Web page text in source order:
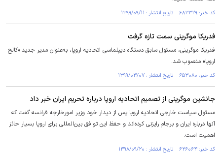
کد خبر: ۶۸۳۳۲۹ تاریخ انتشار : ۱۳۹۹/۰۹/۱۱
فدریکا موگرینی سمت تازه گرفت
فدریکا موگرینی، مسئول سابق دستگاه دیپلماسی اتحادیه اروپا، به‌عنوان مدیر جدید «کالج
اروپا» منصوب شد.
کد خبر: ۶۵۳۰۸۰ تاریخ انتشار : ۱۳۹۹/۰۳/۰۷
جانشین موگرینی از تصمیم اتحادیه اروپا درباره تحریم ایران خبر داد
مسئول سیاست خارجی اتحادیه اروپا پس از دیدار خود وزیر امورخارجه فرانسه گفت که
آنها درباره ایران و برجام رایزنی کرده‌اند و حفظ این توافق بین‌المللی برای اروپا بسیار حائز
اهمیت است.
کد خبر: ۶۲۶۰۶۴ تاریخ انتشار : ۱۳۹۸/۰۹/۲۰